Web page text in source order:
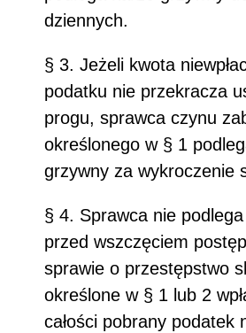
dziennych.
§ 3. Jeżeli kwota
podatku nie przekracza
progu, sprawca czynu
określonego w § 1
grzywny za wykroczenie
§ 4. Sprawca nie
przed wszczęciem
sprawie o przestępstwo
określone w § 1 lub 2
całości pobrany podatek